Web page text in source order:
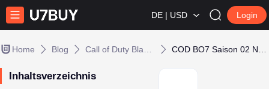
DE | USD Login
Home Blog
Inhaltsverzeichnis